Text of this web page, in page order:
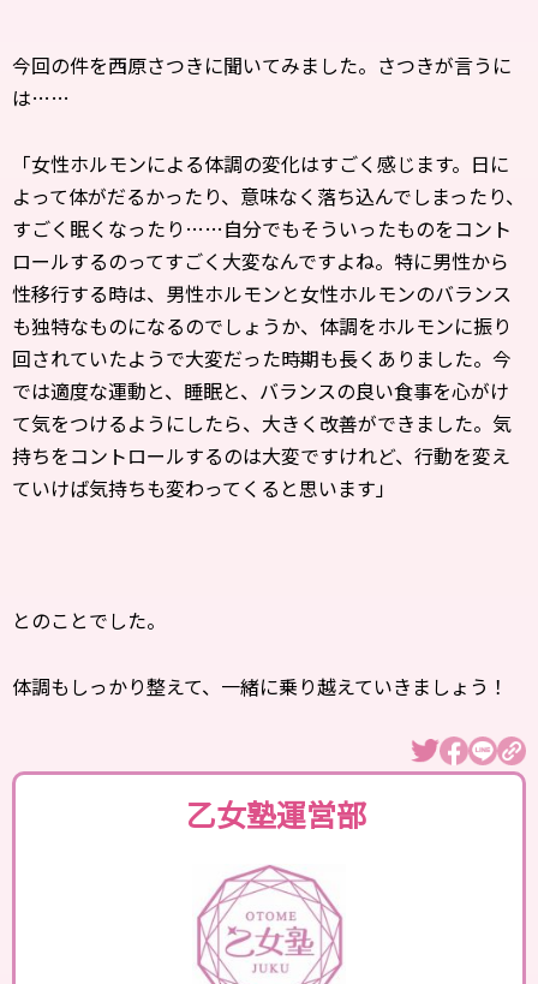
今回の件を西原さつきに聞いてみました。さつきが言うに
は……
「女性ホルモンによる体調の変化はすごく感じます。日に
よって体がだるかったり、意味なく落ち込んでしまったり、
すごく眠くなったり……自分でもそういったものをコント
ロールするのってすごく大変なんですよね。特に男性から
性移行する時は、男性ホルモンと女性ホルモンのバランス
も独特なものになるのでしょうか、体調をホルモンに振り
回されていたようで大変だった時期も長くありました。今
では適度な運動と、睡眠と、バランスの良い食事を心がけ
て気をつけるようにしたら、大きく改善ができました。気
持ちをコントロールするのは大変ですけれど、行動を変え
ていけば気持ちも変わってくると思います」
とのことでした。
体調もしっかり整えて、一緒に乗り越えていきましょう！
乙女塾運営部